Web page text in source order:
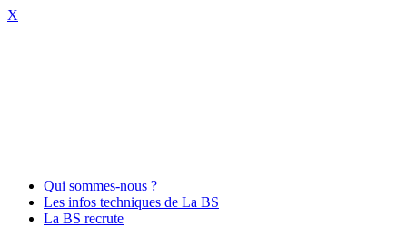
X
Qui sommes-nous ?
Les infos techniques de La BS
La BS recrute